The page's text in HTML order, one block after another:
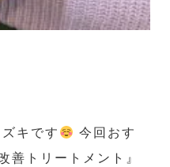
キです
今回おす
善トリートメント』